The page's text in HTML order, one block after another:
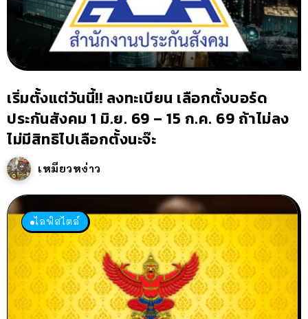
เริ่มตั้งแต่วันนี้!! ลงทะเบียน เลือกตั้งบอร์ด
ประกันสังคม 1 มิ.ย. 69 – 15 ก.ค. 69 ถ้าไม่ลง
ไม่มีสิทธิไปเลือกตั้งนะจ๊ะ
เหมียวหง่าว
ไลฟ์สไตล์